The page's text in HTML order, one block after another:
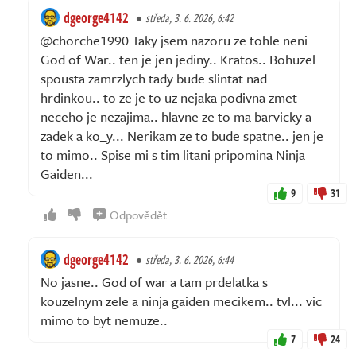
dgeorge4142 středa, 3. 6. 2026, 6:42
@chorche1990 Taky jsem nazoru ze tohle neni
God of War.. ten je jen jediny.. Kratos.. Bohuzel
spousta zamrzlych tady bude slintat nad
hrdinkou.. to ze je to uz nejaka podivna zmet
neceho je nezajima.. hlavne ze to ma barvicky a
zadek a ko_y... Nerikam ze to bude spatne.. jen je
to mimo.. Spise mi s tim litani pripomina Ninja
Gaiden...
9 31
Odpovědět
dgeorge4142 středa, 3. 6. 2026, 6:44
No jasne.. God of war a tam prdelatka s
kouzelnym zele a ninja gaiden mecikem.. tvl... vic
mimo to byt nemuze..
7 24